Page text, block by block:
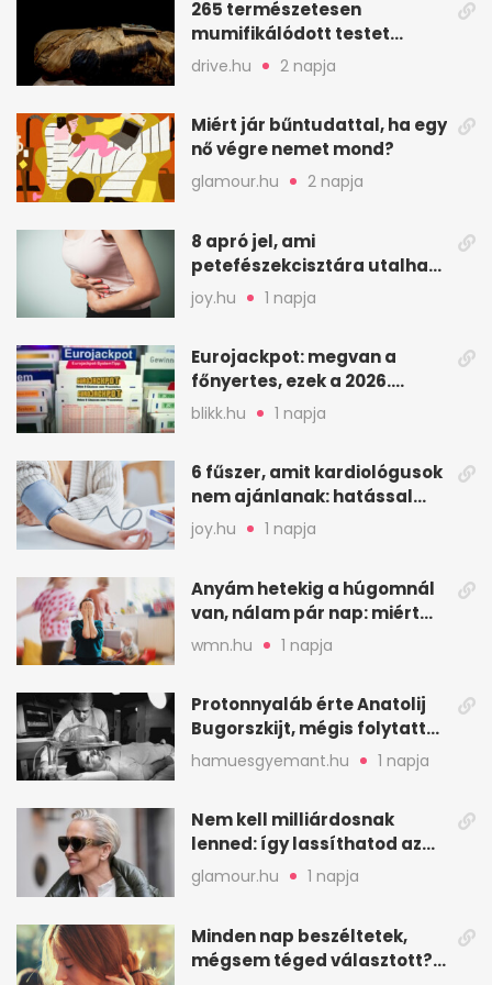
265 természetesen
mumifikálódott testet
találtak egy váci templom
drive.hu 2 napja
Miért jár bűntudattal, ha egy
nő végre nemet mond?
glamour.hu 2 napja
8 apró jel, ami
petefészekcisztára utalhat
– mire figyelj
joy.hu 1 napja
Eurojackpot: megvan a
főnyertes, ezek a 2026.
augusztus 7-i számok
blikk.hu 1 napja
6 fűszer, amit kardiológusok
nem ajánlanak: hatással
lehet a vérnyomásra
joy.hu 1 napja
Anyám hetekig a húgomnál
van, nálam pár nap: miért
fáj ennyire?
wmn.hu 1 napja
Protonnyaláb érte Anatolij
Bugorszkijt, mégis folytatta
a munkát
hamuesgyemant.hu 1 napja
Nem kell milliárdosnak
lenned: így lassíthatod az
öregedést a biológus szerint
glamour.hu 1 napja
Minden nap beszéltetek,
mégsem téged választott?